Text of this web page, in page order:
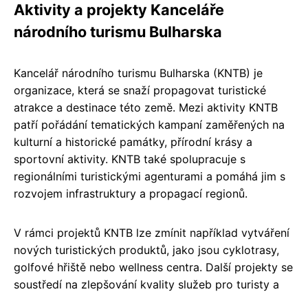
Aktivity a projekty Kanceláře
národního turismu Bulharska
Kancelář národního turismu Bulharska (KNTB) je
organizace, která se snaží propagovat turistické
atrakce a destinace této země. Mezi aktivity KNTB
patří pořádání tematických kampaní zaměřených na
kulturní a historické památky, přírodní krásy a
sportovní aktivity. KNTB také spolupracuje s
regionálními turistickými agenturami a pomáhá jim s
rozvojem infrastruktury a propagací regionů.
V rámci projektů KNTB lze zmínit například vytváření
nových turistických produktů, jako jsou cyklotrasy,
golfové hřiště nebo wellness centra. Další projekty se
soustředí na zlepšování kvality služeb pro turisty a